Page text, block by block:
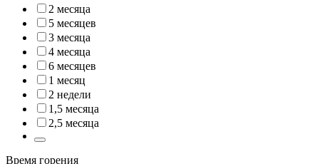
2 месяца
5 месяцев
3 месяца
4 месяца
6 месяцев
1 месяц
2 недели
1,5 месяца
2,5 месяца
Время горения